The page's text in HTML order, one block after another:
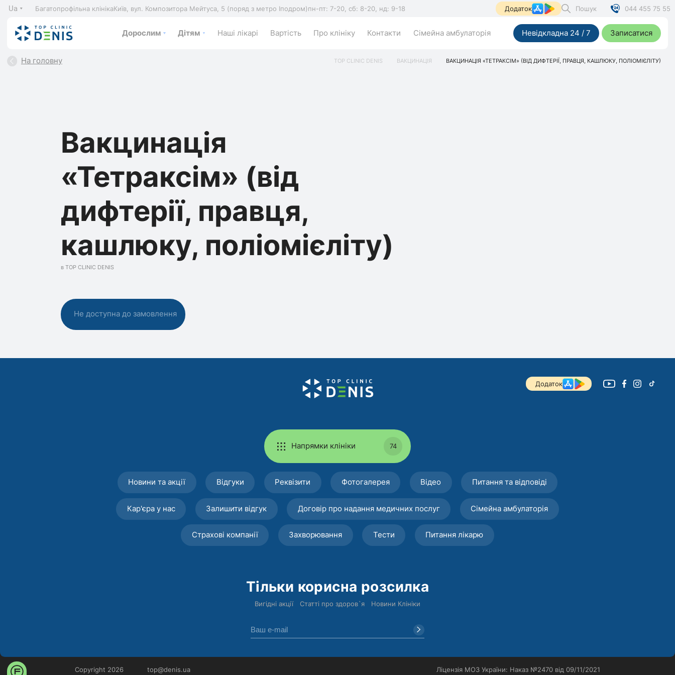
Ua Багатопрофільна клінікаКиїв, вул. Композитора Мейтуса, 5 (поряд з метро Іподром)пн-пт: 7-20, сб: 8-20, нд: 9-18 Додаток Пошук 044 455 75 55
Дорослим Дітям Наші лікарі Вартість Про клініку Контакти Сімейна амбулаторія Невідкладна 24 / 7 Записатися
На головну TOP CLINIC DENIS ВАКЦИНАЦІЯ ВАКЦИНАЦІЯ «ТЕТРАКСІМ» (ВІД ДИФТЕРІЇ, ПРАВЦЯ, КАШЛЮКУ, ПОЛІОМІЄЛІТУ)
Вакцинація
«Тетраксім» (від
дифтерії, правця,
кашлюку, поліомієліту)
в TOP CLINIC DENIS
Не доступна до замовлення
Додаток
Напрямки клініки 74
Новини та акції Відгуки Реквізити Фотогалерея Відео Питання та відповіді
Кар'єра у нас Залишити відгук Договір про надання медичних послуг Сімейна амбулаторія
Страхові компанії Захворювання Тести Питання лікарю
Тільки корисна розсилка
Вигідні акції Статті про здоров`я Новини Клініки
Copyright 2026 top@denis.ua Ліцензія МОЗ України: Наказ №2470 від 09/11/2021